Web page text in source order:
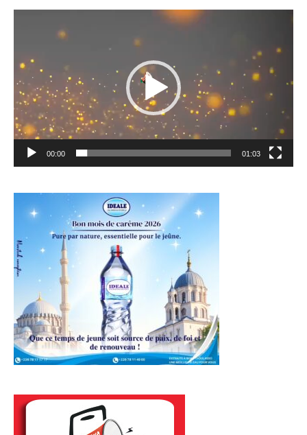
00:00 01:03